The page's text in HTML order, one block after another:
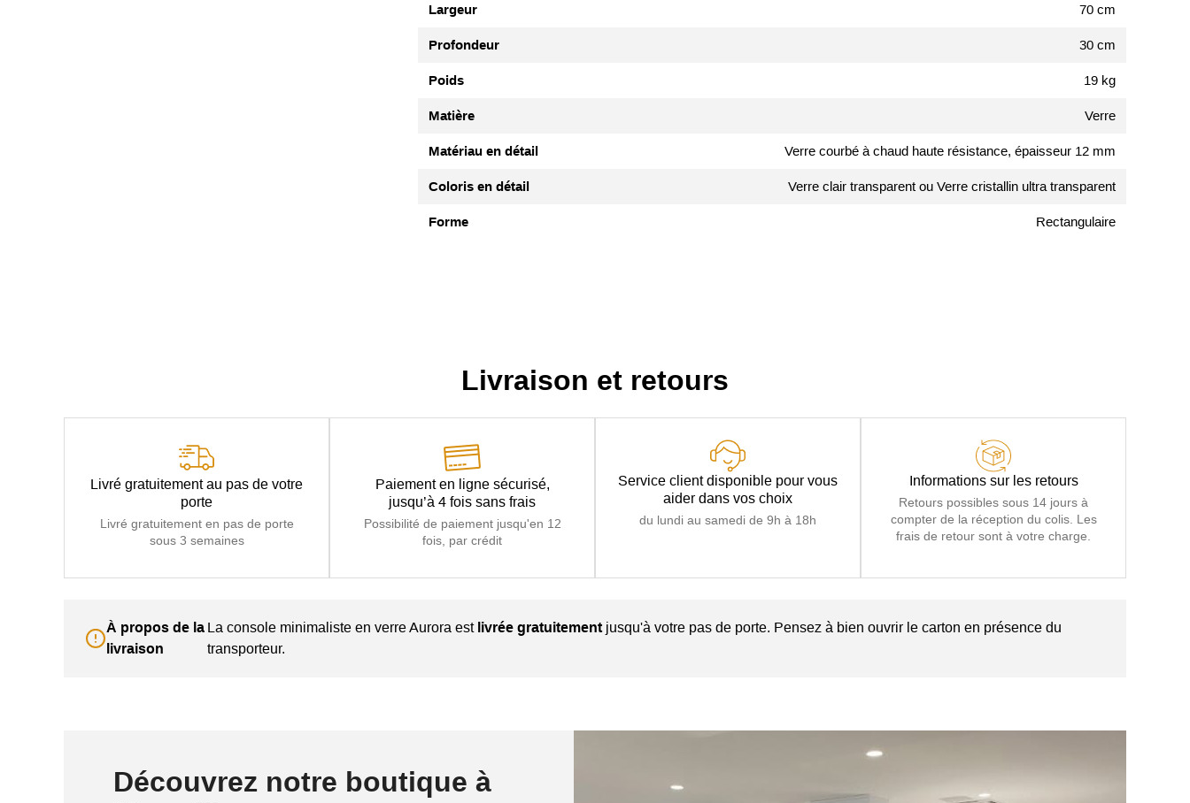
Largeur 70 cm
Profondeur 30 cm
Poids 19 kg
Matière Verre
Matériau en détail Verre courbé à chaud haute résistance, épaisseur 12 mm
Coloris en détail Verre clair transparent ou Verre cristallin ultra transparent
Forme Rectangulaire
Livraison et retours
Livré gratuitement au pas de votre
porte
Livré gratuitement en pas de porte
sous 3 semaines
Paiement en ligne sécurisé,
jusqu’à 4 fois sans frais
Possibilité de paiement jusqu'en 12
fois, par crédit
Service client disponible pour vous
aider dans vos choix
du lundi au samedi de 9h à 18h
Informations sur les retours
Retours possibles sous 14 jours à
compter de la réception du colis. Les
frais de retour sont à votre charge.
À propos de la
livraison
La console minimaliste en verre Aurora est livrée gratuitementjusqu'à votre pas de porte. Pensez à bien ouvrir le carton en présence du
transporteur.
Découvrez notre boutique à